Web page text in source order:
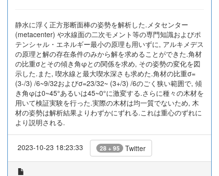
静水に浮く正方形断面棒の姿勢を解析した.メタセンター
(metacenter) や水線面の二次モメント等の専門知識およびポ
テンシャル・エネルギー最小の原理も用いずに, アルキメデス
の原理と解の存在条件のみから解を求めることができた.角材
の比重σとその傾き角φとの関係を求め, その姿勢の変化を図
示した.また, 喫水線と最大喫水深さも求めた.角材の比重σ=
(3-/3) /6~9/32およびσ=23/32~ (3+/3) /6のごく狭い範囲で, 傾
き角φは0~45°あるいは45~0°に激変する.さらに種々の木材を
用いて検証実験を行った.実際の木材は均一質でないため, 木
材の姿勢は解析結果よりわずかにずれる.これは重心のずれに
より説明される.
2023-10-23 18:23:33 28 + 95 Twitter